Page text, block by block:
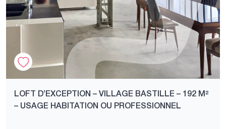
LOFT D’EXCEPTION – VILLAGE BASTILLE – 192 M²
– USAGE HABITATION OU PROFESSIONNEL